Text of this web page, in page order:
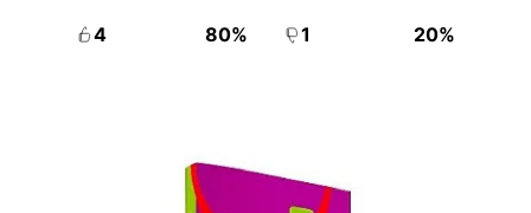
português.
4 80% 1 20%